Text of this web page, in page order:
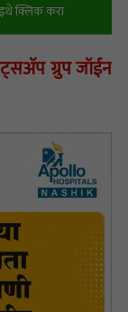
क्लिक करा
ग्रुप जॉईन